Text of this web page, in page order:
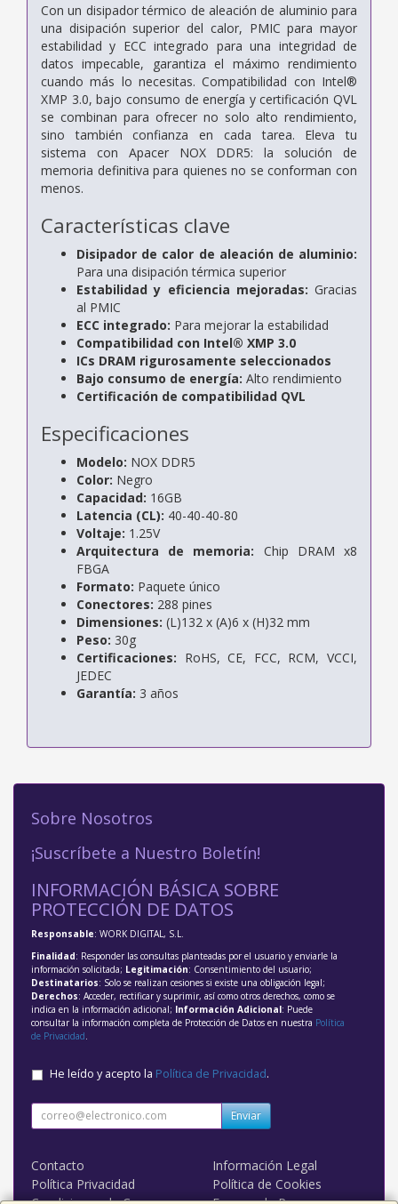
Con un disipador térmico de aleación de aluminio para
una disipación superior del calor, PMIC para mayor
estabilidad y ECC integrado para una integridad de
datos impecable, garantiza el máximo rendimiento
cuando más lo necesitas. Compatibilidad con Intel®
XMP 3.0, bajo consumo de energía y certificación QVL
se combinan para ofrecer no solo alto rendimiento,
sino también confianza en cada tarea. Eleva tu
sistema con Apacer NOX DDR5: la solución de
memoria definitiva para quienes no se conforman con
menos.
Características clave
Disipador de calor de aleación de aluminio:
Para una disipación térmica superior
Estabilidad y eficiencia mejoradas: Gracias
al PMIC
ECC integrado: Para mejorar la estabilidad
Compatibilidad con Intel® XMP 3.0
ICs DRAM rigurosamente seleccionados
Bajo consumo de energía: Alto rendimiento
Certificación de compatibilidad QVL
Especificaciones
Modelo: NOX DDR5
Color: Negro
Capacidad: 16GB
Latencia (CL): 40-40-40-80
Voltaje: 1.25V
Arquitectura de memoria: Chip DRAM x8
FBGA
Formato: Paquete único
Conectores: 288 pines
Dimensiones: (L)132 x (A)6 x (H)32 mm
Peso: 30g
Certificaciones: RoHS, CE, FCC, RCM, VCCI,
JEDEC
Garantía: 3 años
Sobre Nosotros
¡Suscríbete a Nuestro Boletín!
INFORMACIÓN BÁSICA SOBRE
PROTECCIÓN DE DATOS
Responsable: WORK DIGITAL, S.L.
Finalidad: Responder las consultas planteadas por el usuario y enviarle la
información solicitada; Legitimación: Consentimiento del usuario;
Destinatarios: Solo se realizan cesiones si existe una obligación legal;
Derechos: Acceder, rectificar y suprimir, así como otros derechos, como se
indica en la información adicional; Información Adicional: Puede
consultar la información completa de Protección de Datos en nuestra Política
de Privacidad
He leído y acepto la Política de Privacidad.
Enviar
Contacto
Información Legal
Política Privacidad
Política de Cookies